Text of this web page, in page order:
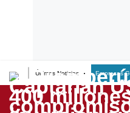
Últimas Noticias Empresas G
Lo último
Peru Quiosco